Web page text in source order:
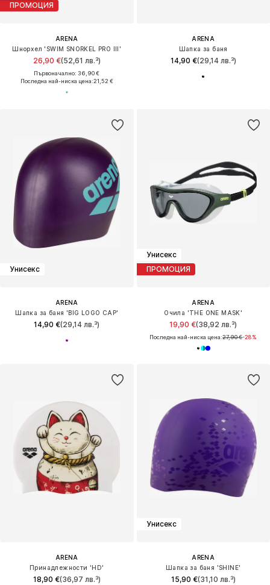
ПРОМОЦИЯ
ARENA
Шнорхел 'SWIM SNORKEL PRO III'
26,90 €(52,61 лв.³)
Първоначално: 36,90 €
Последна най-ниска цена:21,52 €
ARENA
Шапка за баня
14,90 €(29,14 лв.³)
Унисекс
ARENA
Шапка за баня 'BIG LOGO CAP'
14,90 €(29,14 лв.³)
Унисекс
ПРОМОЦИЯ
ARENA
Очила 'THE ONE MASK'
19,90 €(38,92 лв.³)
Последна най-ниска цена:27,90 €-28%
ARENA
Принадлежности 'HD'
18,90 €(36,97 лв.³)
Унисекс
ARENA
Шапка за баня 'SHINE'
15,90 €(31,10 лв.³)